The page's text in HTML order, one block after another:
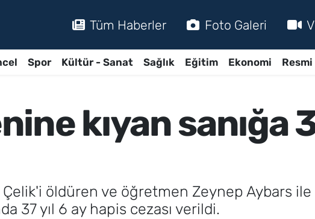
Tüm Haberler Foto Galeri
Spor Kültür - Sanat Sağlık Eğitim Ekonomi
kıyan sanığa
öldüren ve öğretmen Zeynep Aybars
37 yıl 6 ay hapis cezası verildi.